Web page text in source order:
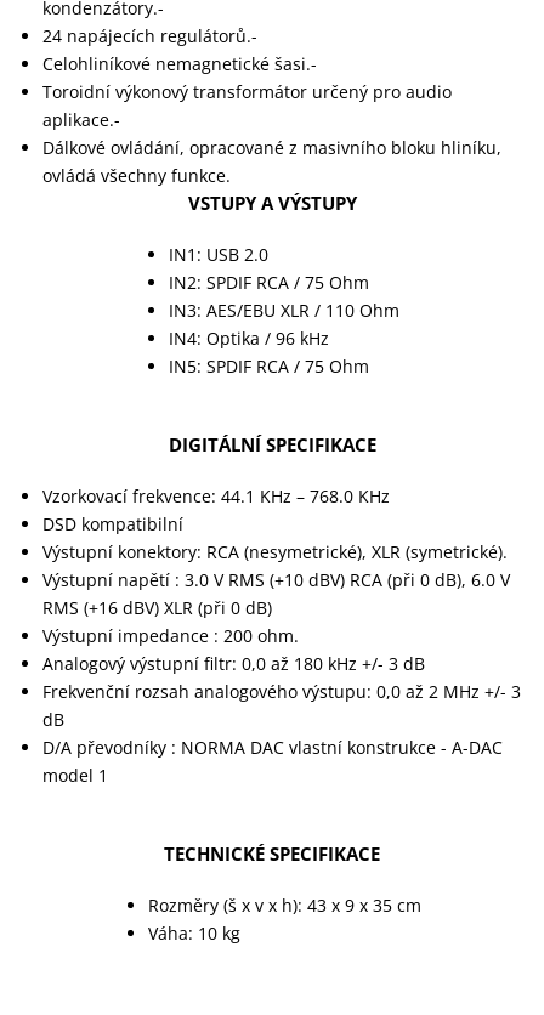
kondenzátory.-
24 napájecích regulátorů.-
Celohliníkové nemagnetické šasi.-
Toroidní výkonový transformátor určený pro audio
aplikace.-
Dálkové ovládání, opracované z masivního bloku hliníku,
ovládá všechny funkce.
VSTUPY A VÝSTUPY
IN1: USB 2.0
IN2: SPDIF RCA / 75 Ohm
IN3: AES/EBU XLR / 110 Ohm
IN4: Optika / 96 kHz
IN5: SPDIF RCA / 75 Ohm
DIGITÁLNÍ SPECIFIKACE
Vzorkovací frekvence: 44.1 KHz – 768.0 KHz
DSD kompatibilní
Výstupní konektory: RCA (nesymetrické), XLR (symetrické).
Výstupní napětí : 3.0 V RMS (+10 dBV) RCA (při 0 dB), 6.0 V
RMS (+16 dBV) XLR (při 0 dB)
Výstupní impedance : 200 ohm.
Analogový výstupní filtr: 0,0 až 180 kHz +/- 3 dB
Frekvenční rozsah analogového výstupu: 0,0 až 2 MHz +/- 3
dB
D/A převodníky : NORMA DAC vlastní konstrukce - A-DAC
model 1
TECHNICKÉ SPECIFIKACE
Rozměry (š x v x h): 43 x 9 x 35 cm
Váha: 10 kg